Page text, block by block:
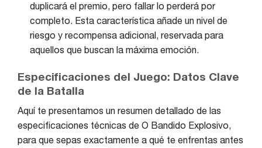
duplicará el premio, pero fallar lo perderá por
completo. Esta característica añade un nivel de
riesgo y recompensa adicional, reservada para
aquellos que buscan la máxima emoción.
Especificaciones del Juego: Datos Clave
de la Batalla
Aquí te presentamos un resumen detallado de las
especificaciones técnicas de O Bandido Explosivo,
para que sepas exactamente a qué te enfrentas antes